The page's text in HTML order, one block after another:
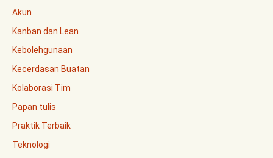
Akun
Kanban dan Lean
Kebolehgunaan
Kecerdasan Buatan
Kolaborasi Tim
Papan tulis
Praktik Terbaik
Teknologi